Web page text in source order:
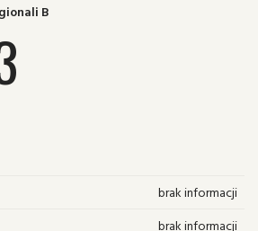
B
brak informacji
brak informacji